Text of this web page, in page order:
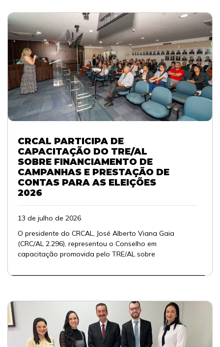
CRCAL PARTICIPA DE
CAPACITAÇÃO DO TRE/AL
SOBRE FINANCIAMENTO DE
CAMPANHAS E PRESTAÇÃO DE
CONTAS PARA AS ELEIÇÕES
2026
13 de julho de 2026
O presidente do CRCAL, José Alberto Viana Gaia
(CRC/AL 2.296), representou o Conselho em
capacitação promovida pelo TRE/AL sobre